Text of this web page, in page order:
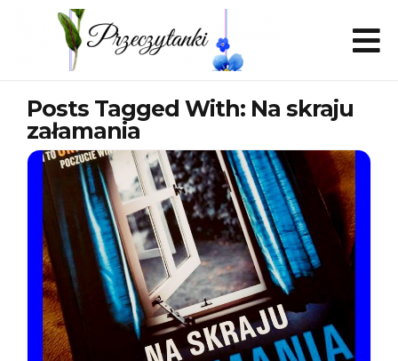
Posts Tagged With: Na skraju
załamania